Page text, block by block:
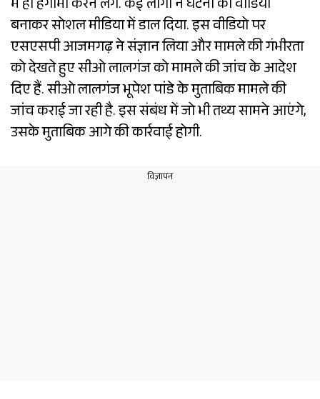
में ही हंगामा करने लगे. कई लोगों ने घटना का वीडियो
बनाकर सोशल मीडिया में डाल दिया. इस वीडियो पर
एसएसपी आजमगढ़ ने संज्ञान लिया और मामले की गंभीरता
को देखते हुए सीओ लालगंज को मामले की जांच के आदेश
दिए हैं. सीओ लालगंज भूपेश पांडे के मुताबिक मामले की
जांच कराई जा रही है. इस संबंध में जो भी तथ्य सामने आएंगे,
उसके मुताबिक आगे की कार्रवाई होगी.